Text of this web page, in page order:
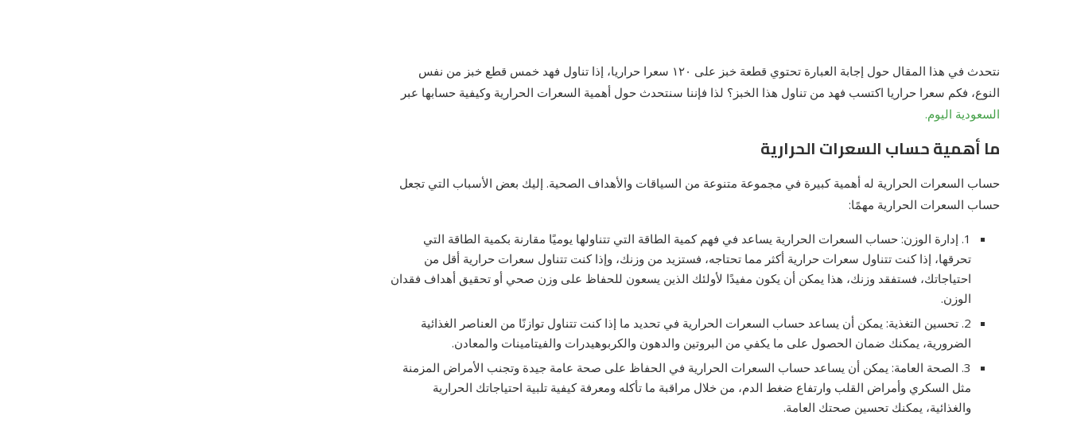
نتحدث في هذا المقال حول إجابة العبارة تحتوي قطعة خبز على ١٢٠ سعرا حراريا، إذا تناول فهد خمس قطع خبز من نفس
النوع، فكم سعرا حراريا اكتسب فهد من تناول هذا الخبز؟ لذا فإننا سنتحدث حول أهمية السعرات الحرارية وكيفية حسابها عبر
السعودية اليوم.
ما أهمية حساب السعرات الحرارية
حساب السعرات الحرارية له أهمية كبيرة في مجموعة متنوعة من السياقات والأهداف الصحية. إليك بعض الأسباب التي تجعل
حساب السعرات الحرارية مهمًا:
1. إدارة الوزن: حساب السعرات الحرارية يساعد في فهم كمية الطاقة التي تتناولها يوميًا مقارنة بكمية الطاقة التي
تحرقها، إذا كنت تتناول سعرات حرارية أكثر مما تحتاجه، فستزيد من وزنك، وإذا كنت تتناول سعرات حرارية أقل من
احتياجاتك، فستفقد وزنك، هذا يمكن أن يكون مفيدًا لأولئك الذين يسعون للحفاظ على وزن صحي أو تحقيق أهداف فقدان
الوزن.
2. تحسين التغذية: يمكن أن يساعد حساب السعرات الحرارية في تحديد ما إذا كنت تتناول توازنًا من العناصر الغذائية
الضرورية، يمكنك ضمان الحصول على ما يكفي من البروتين والدهون والكربوهيدرات والفيتامينات والمعادن.
3. الصحة العامة: يمكن أن يساعد حساب السعرات الحرارية في الحفاظ على صحة عامة جيدة وتجنب الأمراض المزمنة
مثل السكري وأمراض القلب وارتفاع ضغط الدم، من خلال مراقبة ما تأكله ومعرفة كيفية تلبية احتياجاتك الحرارية
والغذائية، يمكنك تحسين صحتك العامة.